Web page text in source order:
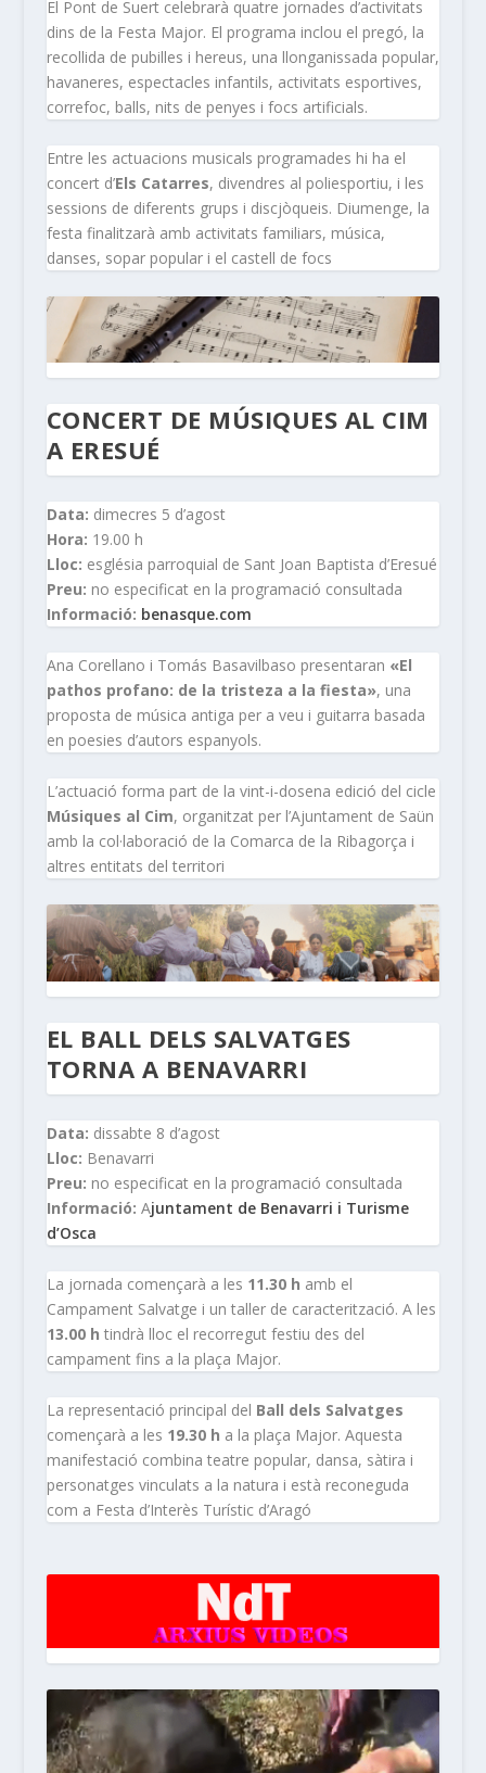
El Pont de Suert celebrarà quatre jornades d’activitats
dins de la Festa Major. El programa inclou el pregó, la
recollida de pubilles i hereus, una llonganissada popular,
havaneres, espectacles infantils, activitats esportives,
correfoc, balls, nits de penyes i focs artificials.
Entre les actuacions musicals programades hi ha el
concert d’Els Catarres, divendres al poliesportiu, i les
sessions de diferents grups i discjòqueis. Diumenge, la
festa finalitzarà amb activitats familiars, música,
danses, sopar popular i el castell de focs
CONCERT DE MÚSIQUES AL CIM
A ERESUÉ
Data: dimecres 5 d’agost
Hora: 19.00 h
Lloc: església parroquial de Sant Joan Baptista d’Eresué
Preu: no especificat en la programació consultada
Informació: benasque.com
Ana Corellano i Tomás Basavilbaso presentaran «El
pathos profano: de la tristeza a la fiesta», una
proposta de música antiga per a veu i guitarra basada
en poesies d’autors espanyols.
L’actuació forma part de la vint-i-dosena edició del cicle
Músiques al Cim, organitzat per l’Ajuntament de Saün
amb la col·laboració de la Comarca de la Ribagorça i
altres entitats del territori
EL BALL DELS SALVATGES
TORNA A BENAVARRI
Data: dissabte 8 d’agost
Lloc: Benavarri
Preu: no especificat en la programació consultada
Informació: Ajuntament de Benavarri i Turisme
d’Osca
La jornada començarà a les 11.30 h amb el
Campament Salvatge i un taller de caracterització. A les
13.00 h tindrà lloc el recorregut festiu des del
campament fins a la plaça Major.
La representació principal del Ball dels Salvatges
començarà a les 19.30 h a la plaça Major. Aquesta
manifestació combina teatre popular, dansa, sàtira i
personatges vinculats a la natura i està reconeguda
com a Festa d’Interès Turístic d’Aragó